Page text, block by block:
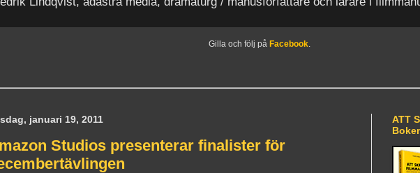
Gilla och följ på Facebook.
januari 19, 2011
Studios presenterar finalister för
ATT